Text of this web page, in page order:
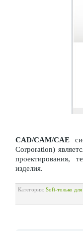
СAD/CAM/CAE
Corporation)
проектирования,
изделия.
Категория: Soft-только